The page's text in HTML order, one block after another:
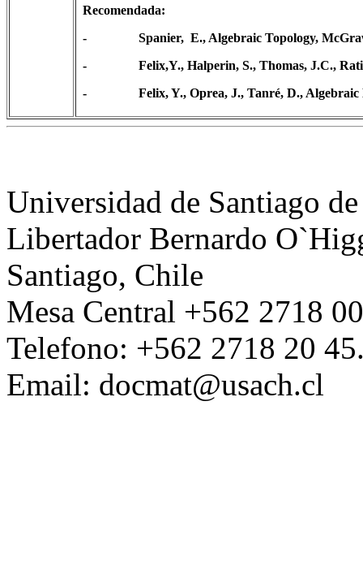
Recomendada:
- Spanier, E., Algebraic Topology,
- Felix,Y., Halperin, S., Thomas, J.C.,
- Felix, Y., Oprea, J., Tanré, D., Algebraic
Universidad de Santiago
Libertador Bernardo
Santiago, Chile
Mesa Central +562 2718
Telefono: +562 2718 20
Email: docmat@usach.cl